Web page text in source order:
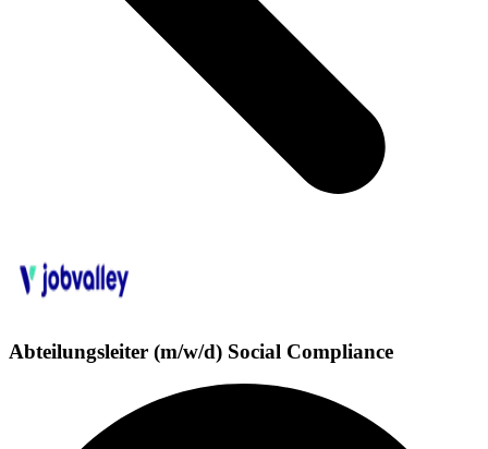
Abteilungsleiter (m/w/d) Social Compliance